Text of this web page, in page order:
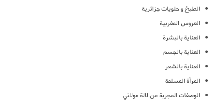
الطبخ و حلويات جزائرية
العروس المغربية
العناية بالبشرة
العناية بالجسم
العناية بالشعر
المرأة المسلمة
الوصفات المجربة من لالة مولاتي